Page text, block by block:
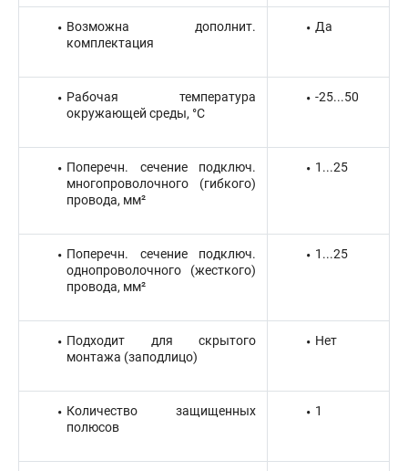
Возможна дополнит.
комплектация
Да
Рабочая температура
окружающей среды, °C
-25...50
Поперечн. сечение подключ.
многопроволочного (гибкого)
провода, мм²
1...25
Поперечн. сечение подключ.
однопроволочного (жесткого)
провода, мм²
1...25
Подходит для скрытого
монтажа (заподлицо)
Нет
Количество защищенных
полюсов
1